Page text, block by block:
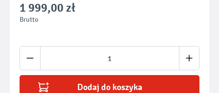
1 999,00 zł
Brutto
Ilość produktu: Wprowadź żądaną ilość
Dodaj do koszyka